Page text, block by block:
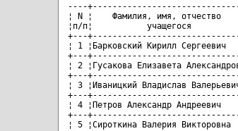
----
¦ N ¦    Фамилия, имя,
¦п/п¦           учащегося
+---
¦ 1 ¦Барковский Кирилл
+---
¦ 2 ¦Гусакова Елизавета
+---
¦ 3 ¦Иваницкий Владислав
+---
¦ 4 ¦Петров Александр
+---
¦ 5 ¦Сироткина Валерия